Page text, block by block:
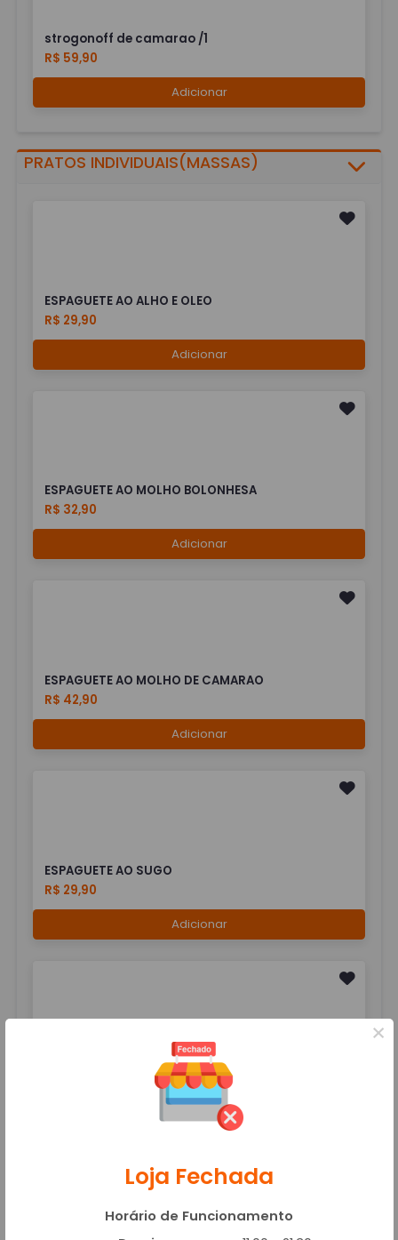
strogonoff de camarao /1
R$ 59,90
Adicionar
PRATOS INDIVIDUAIS(MASSAS)
ESPAGUETE AO ALHO E OLEO
R$ 29,90
Adicionar
ESPAGUETE AO MOLHO BOLONHESA
R$ 32,90
Adicionar
ESPAGUETE AO MOLHO DE CAMARAO
R$ 42,90
Adicionar
ESPAGUETE AO SUGO
R$ 29,90
Adicionar
TALHARIM AO ALHO E OLEO
Adicionar
×
Loja Fechada
Horário de Funcionamento